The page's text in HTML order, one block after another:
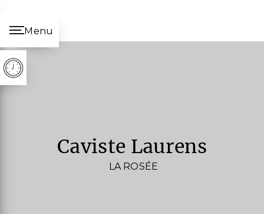
Menu
caviste Laurens
LA ROSÉE